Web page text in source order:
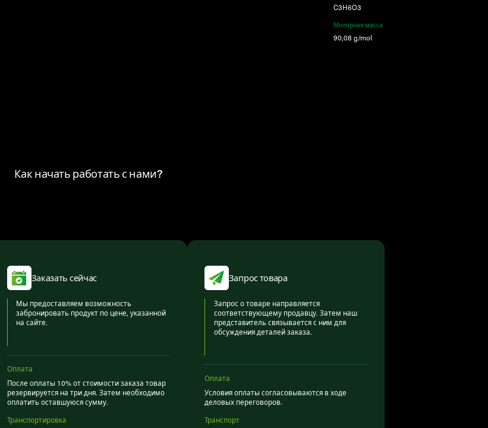
C3H6O3
Молярная масса
90,08 g/mol
Как начать работать с нами?
Заказать сейчас
Мы предоставляем возможность
забронировать продукт по цене, указанной
на сайте.
Оплата
После оплаты 10% от стоимости заказа товар
резервируется на три дня. Затем необходимо
оплатить оставшуюся сумму.
Транспортировка
Запрос товара
Запрос о товаре направляется
соответствующему продавцу. Затем наш
представитель связывается с ним для
обсуждения деталей заказа.
Оплата
Условия оплаты согласовываются в ходе
деловых переговоров.
Транспорт